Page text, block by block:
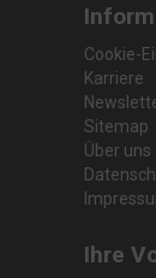
Cookie-
Karriere
Sitemap
Über uns
Ihre